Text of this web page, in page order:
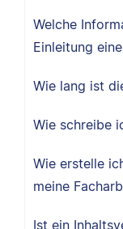
Welche
Einleitung
Wie lang ist
Wie schreibe
Wie erstelle
meine
Ist ein